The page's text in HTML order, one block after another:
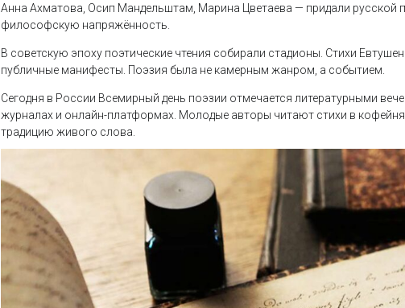
Анна Ахматова, Осип Мандельштам, Марина Цветаева — придали русской
философскую напряжённость.
В советскую эпоху поэтические чтения собирали стадионы. Стихи
публичные манифесты. Поэзия была не камерным жанром, а событием.
Сегодня в России Всемирный день поэзии отмечается литературными
журналах и онлайн-платформах. Молодые авторы читают стихи в
традицию живого слова.